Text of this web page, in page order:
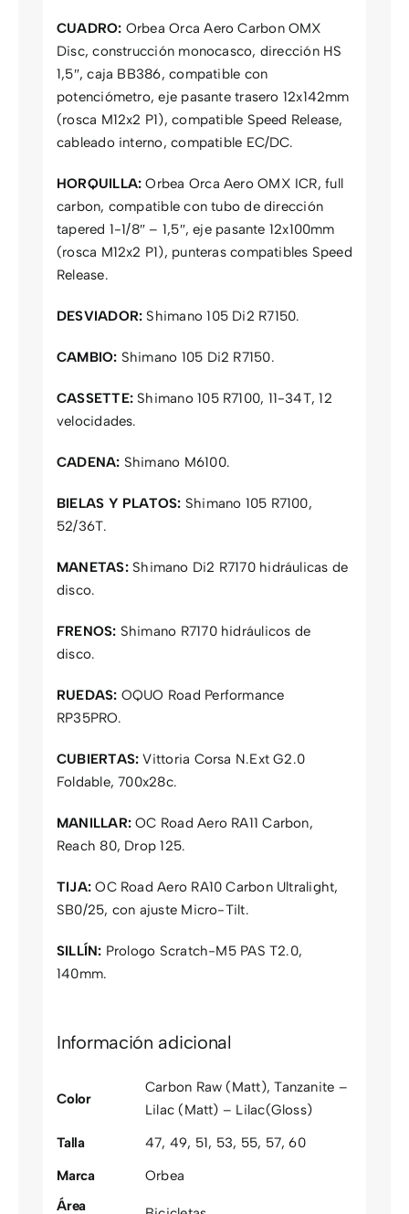
CUADRO: Orbea Orca Aero Carbon OMX
Disc, construcción monocasco, dirección HS
1,5″, caja BB386, compatible con
potenciómetro, eje pasante trasero 12x142mm
(rosca M12x2 P1), compatible Speed Release,
cableado interno, compatible EC/DC.
HORQUILLA: Orbea Orca Aero OMX ICR, full
carbon, compatible con tubo de dirección
tapered 1-1/8″ – 1,5″, eje pasante 12x100mm
(rosca M12x2 P1), punteras compatibles Speed
Release.
DESVIADOR: Shimano 105 Di2 R7150.
CAMBIO: Shimano 105 Di2 R7150.
CASSETTE: Shimano 105 R7100, 11-34T, 12
velocidades.
CADENA: Shimano M6100.
BIELAS Y PLATOS: Shimano 105 R7100,
52/36T.
MANETAS:Shimano Di2 R7170 hidráulicas de
disco.
FRENOS: Shimano R7170 hidráulicos de
disco.
RUEDAS: OQUO Road Performance
RP35PRO.
CUBIERTAS: Vittoria Corsa N.Ext G2.0
Foldable, 700x28c.
MANILLAR: OC Road Aero RA11 Carbon,
Reach 80, Drop 125.
TIJA: OC Road Aero RA10 Carbon Ultralight,
SB0/25, con ajuste Micro-Tilt.
SILLÍN: Prologo Scratch-M5 PAS T2.0,
140mm.
Información adicional
Color
Carbon Raw (Matt),Tanzanite –
Lilac (Matt) – Lilac(Gloss)
Talla
47, 49, 51, 53, 55, 57,60
Marca
Orbea
Área